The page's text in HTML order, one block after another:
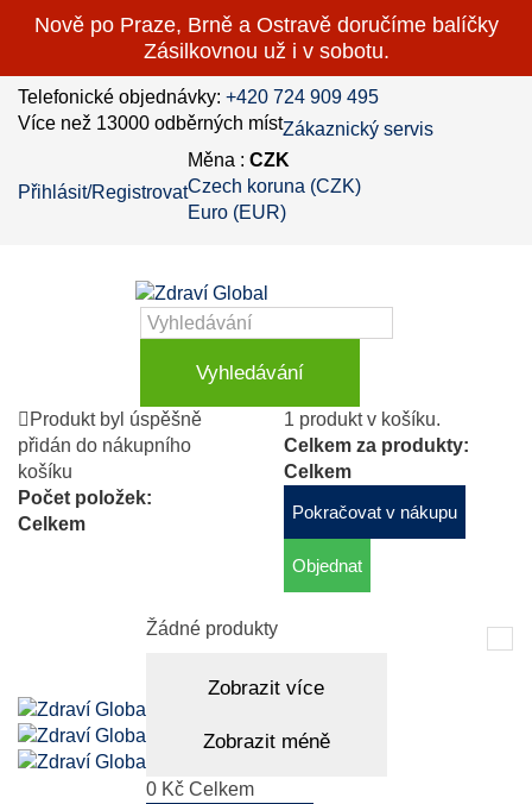
Nově po Praze, Brně a Ostravě doručíme balíčky
Zásilkovnou už i v sobotu.
Telefonické objednávky: +420 724 909 495
Více než 13000 odběrných místZákaznický servis
Přihlásit/Registrovat
Měna : CZK
Czech koruna (CZK)
Euro (EUR)
Vyhledávání
Košík
(prázdný)
Žádné produkty
Zobrazit více
Zobrazit méně
0 Kč Celkem
Produkt byl úspěšně
přidán do nákupního
košíku
Počet položek:
Celkem
1 produkt v košíku.
Celkem za produkty:
Celkem
Pokračovat v nákupu
Objednat